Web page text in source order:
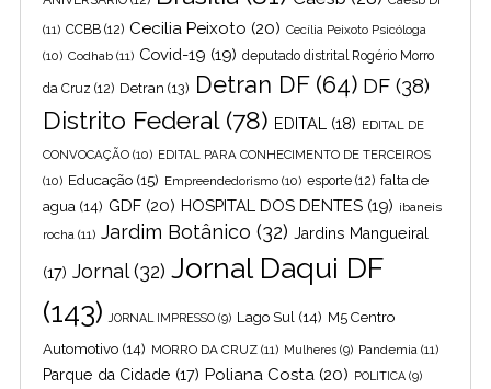
(11) CCBB (12) Cecilia Peixoto (20) Cecília Peixoto Psicóloga
(10) Codhab (11) Covid-19 (19) deputado distrital Rogério Morro
da Cruz (12) Detran (13) Detran DF(64) DF (38)
Distrito Federal(78) EDITAL (18) EDITAL DE
CONVOCAÇÃO (10) EDITAL PARA CONHECIMENTO DE TERCEIROS
(10) Educação (15) Empreendedorismo (10) esporte (12) falta de
agua (14) GDF (20) HOSPITAL DOS DENTES (19) ibaneis
rocha (11) Jardim Botânico (32) Jardins Mangueiral
(17) Jornal(32) Jornal Daqui DF
(143)
JORNAL IMPRESSO (9) Lago Sul (14) M5 Centro
Automotivo (14) MORRO DA CRUZ (11) Mulheres (9) Pandemia (11)
Parque da Cidade (17) Poliana Costa (20) POLITICA (9)